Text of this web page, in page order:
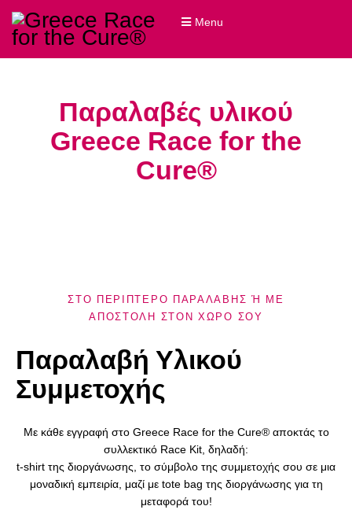
Menu
Παραλαβές υλικού
Greece Race for the
Cure®
ΣΤΟ ΠΕΡΙΠΤΕΡΟ ΠΑΡΑΛΑΒΗΣ Ή ΜΕ
ΑΠΟΣΤΟΛΗ ΣΤΟΝ ΧΩΡΟ ΣΟΥ
Παραλαβή Υλικού
Συμμετοχής​
Με κάθε εγγραφή στο Greece Race for the Cure® αποκτάς το
συλλεκτικό Race Kit, δηλαδή:
t-shirt της διοργάνωσης, το σύμβολο της συμμετοχής σου σε μια
μοναδική εμπειρία, μαζί με tote bag της διοργάνωσης για τη
μεταφορά του!